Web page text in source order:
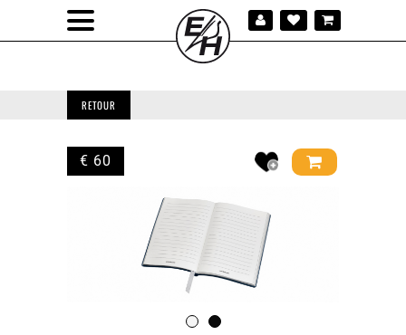
RETOUR
€ 60